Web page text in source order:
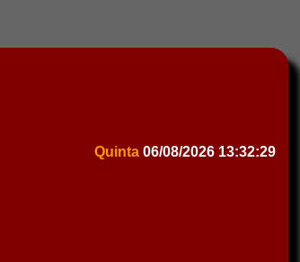
Quinta 06/08/2026 13:32:29